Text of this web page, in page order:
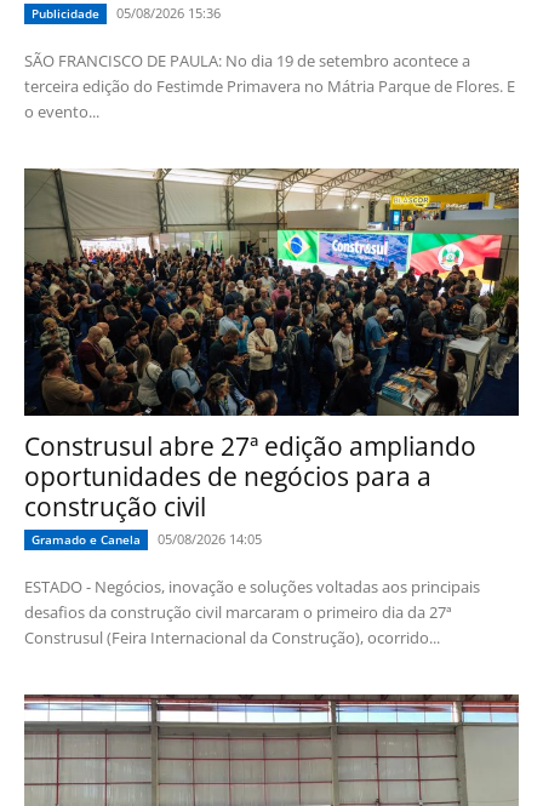
Publicidade 05/08/2026 15:36
SÃO FRANCISCO DE PAULA: No dia 19 de setembro acontece a
terceira edição do Festimde Primavera no Mátria Parque de Flores. E
o evento...
Construsul abre 27ª edição ampliando
oportunidades de negócios para a
construção civil
Gramado e Canela 05/08/2026 14:05
ESTADO - Negócios, inovação e soluções voltadas aos principais
desafios da construção civil marcaram o primeiro dia da 27ª
Construsul (Feira Internacional da Construção), ocorrido...